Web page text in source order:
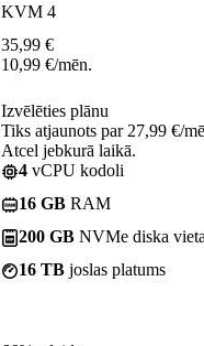
KVM 4
35,99 €
10,99 €/mēn.
Izvēlēties plānu
Tiks atjaunots par 27,99 €/
Atcel jebkurā laikā.
4 vCPU kodoli
16 GB RAM
200 GB NVMe diska vieta
16 TB joslas platums